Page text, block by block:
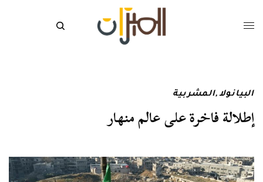
البيانولا,المشربية
إطلالة فاخرة على عالم منهار